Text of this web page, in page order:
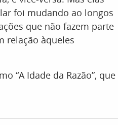
foi mudando ao longos
que não fazem parte
relação àqueles
“A Idade da Razão”, que